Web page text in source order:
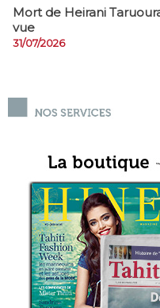
Mort de Heirani
vue
31/07/2026